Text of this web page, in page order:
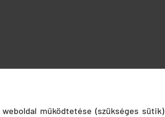
működtetése (szükséges